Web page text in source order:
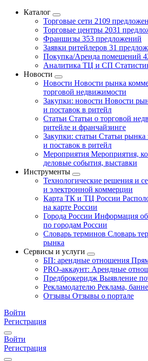
Каталог
Торговые сети 2109
Торговые центры 2031
Франшизы 353 предложений
Заявки ритейлеров 31
Покупка/Аренда помещений
Аналитика ТЦ и СП
Новости
Новости Новости рынка
торговой недвижимости
Закупки: новости Новости
и поставок в ритейл
Статьи Статьи о торговой
ритейле и франчайзинге
Закупки: статьи Статьи рынка
и поставок в ритейл
Мероприятия Мероприятия,
деловые события, выставки
Инструменты
Технологические решения и
и электронной коммерции
Карта ТК и ТЦ России
на карте России
Города России Информация об
по городам России
Словарь терминов Словарь
рынка
Сервисы и услуги
БП: арендные отношения
PRO-аккаунт: Арендные
Предброкеридж Выявление
Рекламодателю Реклама,
Отзывы Отзывы о портале
Войти
Регистрация
Войти
Регистрация